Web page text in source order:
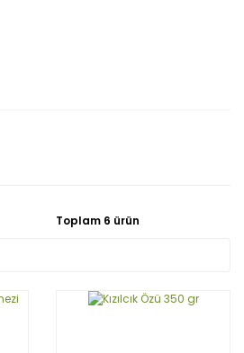
Toplam 6 ürün